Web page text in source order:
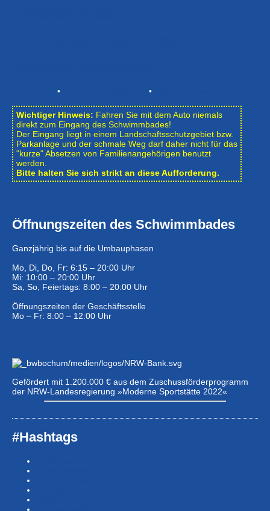
• •
Wichtiger Hinweis: Fahren Sie mit dem Auto niemals
direkt zum Eingang des Schwimmbades!
Der Eingang liegt in einem Landschafts­schutzgebiet bzw.
Park­anlage und der schmale Weg darf daher nicht für das
"kurze" Absetzen von Familienangehörigen benutzt
werden.
Bitte halten Sie sich strikt an diese Aufforderung.
Öffnungszeiten des Schwimmbades
Ganzjährig bis auf die Umbauphasen
Mo, Di, Do, Fr: 6:15 – 20:00 Uhr
Mi: 10:00 – 20:00 Uhr
Sa, So, Feiertags: 8:00 – 20:00 Uhr
Öffnungszeiten der Geschäftsstelle
Mo – Fr: 8:00 – 12:00 Uhr
Gefördert mit 1.200.000 € aus dem Zuschussförderprogramm
der NRW-Landesregierung »Moderne Sportstätte 2022«
#Hashtags